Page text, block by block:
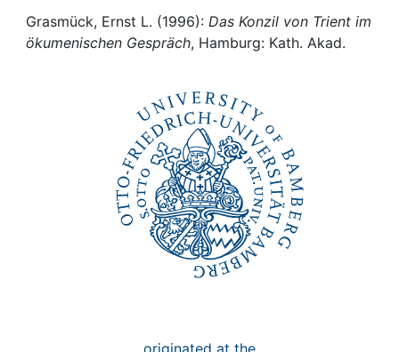
Institutions
Grasmück, Ernst L. (1996): Das Konzil von Trient im
ökumenischen Gespräch, Hamburg: Kath. Akad.
originated at the